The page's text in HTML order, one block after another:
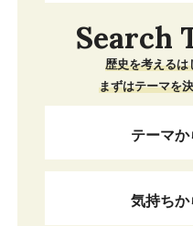
Search
歴史を考えるは
まずはテーマを
テーマ
気持ち